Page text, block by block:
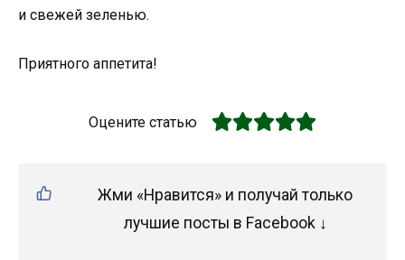
и свежей зеленью.
Приятного аппетита!
Оцените статью
Жми «Нравится» и получай только
лучшие посты в Facebook ↓